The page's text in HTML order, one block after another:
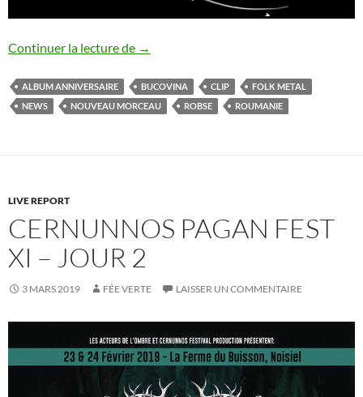
Continuer la lecture de Bucovina : nouveau morceau
→
ALBUM ANNIVERSAIRE BUCOVINA CLIP
FOLK METAL
NEWS
NOUVEAU MORCEAU ROBSE ROUMANIE
LIVE REPORT
CERNUNNOS PAGAN FEST
XI – JOUR 2
3 MARS 2019 FÉE VERTE LAISSER UN COMMENTAIRE